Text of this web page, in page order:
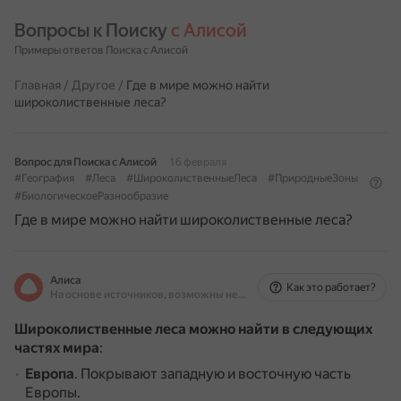
Вопросы к Поиску с Алисой
Примеры ответов Поиска с Алисой
Главная / Другое / Где в мире можно найти
широколиственные леса?
Вопрос для Поиска с Алисой
16 февраля
#География
#Леса #ШироколиственныеЛеса
#ПриродныеЗоны
#БиологическоеРазнообразие
Где в мире можно найти широколиственные леса?
Алиса
На основе источников, возможны неточности
Как это работает?
Широколиственные леса можно найти в следующих
частях мира:
Европа. Покрывают западную и восточную часть
Европы.